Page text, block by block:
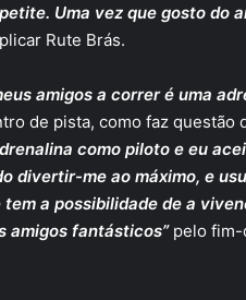
Uma vez que gosto do
Rute Brás.
amigos a correr é uma
de pista, como faz questão
como piloto e eu
divertir-me ao máximo, e
a possibilidade de a
amigos fantásticos”pelo fim-